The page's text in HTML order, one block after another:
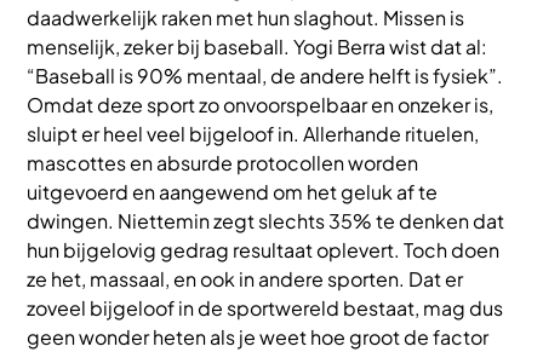
daadwerkelijk raken met hun slaghout. Missen is
menselijk, zeker bij baseball. Yogi Berra wist dat al:
“Baseball is 90% mentaal, de andere helft is fysiek”.
Omdat deze sport zo onvoorspelbaar en onzeker is,
sluipt er heel veel bijgeloof in. Allerhande rituelen,
mascottes en absurde protocollen worden
uitgevoerd en aangewend om het geluk af te
dwingen. Niettemin zegt slechts 35% te denken dat
hun bijgelovig gedrag resultaat oplevert. Toch doen
ze het, massaal, en ook in andere sporten. Dat er
zoveel bijgeloof in de sportwereld bestaat, mag dus
geen wonder heten als je weet hoe groot de factor